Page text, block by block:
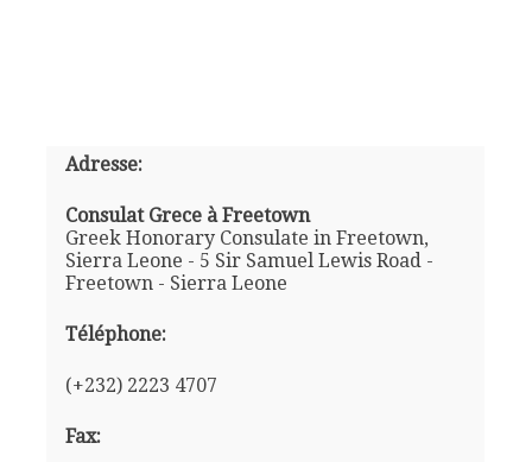
Adresse:
Consulat Grece à Freetown
Greek Honorary Consulate in Freetown,
Sierra Leone - 5 Sir Samuel Lewis Road -
Freetown - Sierra Leone
Téléphone:
(+232) 2223 4707
Fax: